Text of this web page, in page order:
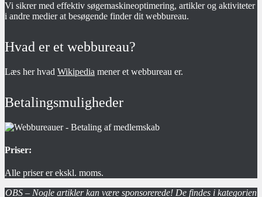
Vi sikrer med effektiv søgemaskineoptimering, artikler og aktiviteter
i andre medier at besøgende finder dit webbureau.
Hvad er et webbureau?
Læs her hvad Wikipedia mener et webbureau er.
Betalingsmuligheder
Priser:
Alle priser er ekskl. moms.
OBS – Nogle artikler kan være sponsorerede! De findes i kategorien